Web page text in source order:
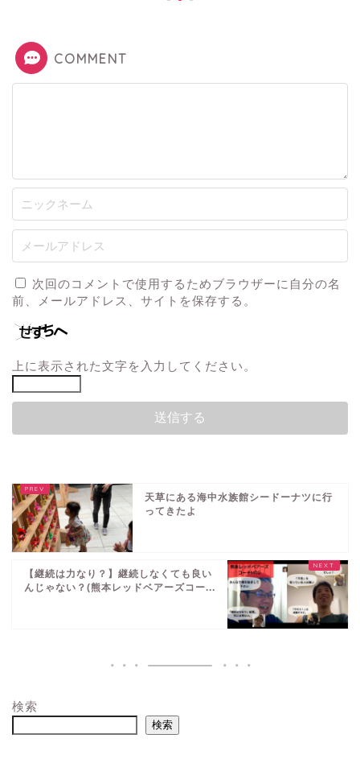
COMMENT
次回のコメントで使用するためブラウザーに自分の名
前、メールアドレス、サイトを保存する。
上に表示された文字を入力してください。
天草にある海中水族館シードーナツに行
ってきたよ
【継続は力なり？】継続しなくても良い
んじゃない？(熊本レッドベアーズコー...
検索
検索